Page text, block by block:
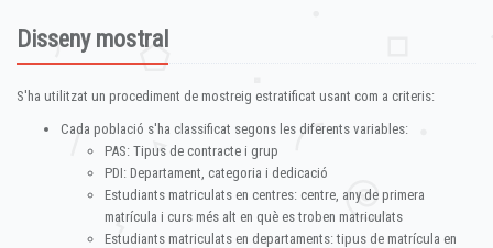
Disseny mostral
S'ha utilitzat un procediment de mostreig estratificat usant com a criteris:
Cada població s'ha classificat segons les diferents variables:
PAS: Tipus de contracte i grup
PDI: Departament, categoria i dedicació
Estudiants matriculats en centres: centre, any de primera
matrícula i curs més alt en què es troben matriculats
Estudiants matriculats en departaments: tipus de matrícula en